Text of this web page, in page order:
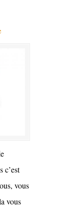
c’est
vous
vous